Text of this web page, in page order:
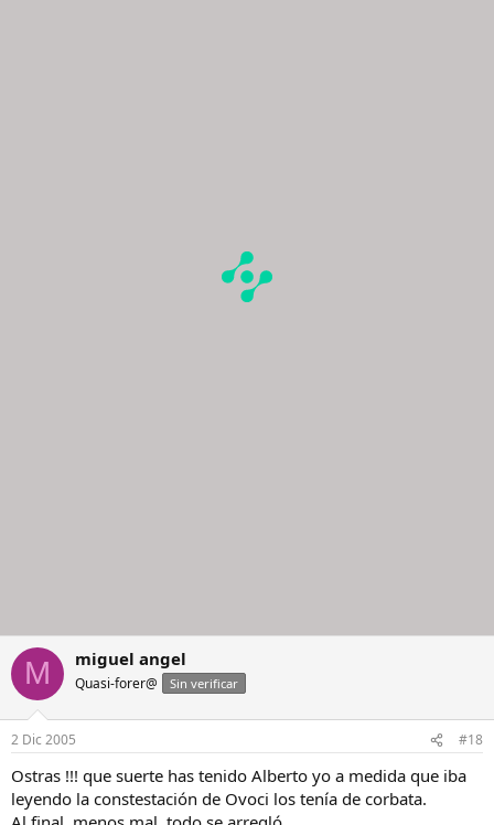
M miguel angel
Quasi-forer@ Sin verificar
2 Dic 2005 #18
Ostras !!! que suerte has tenido Alberto yo a medida que iba
leyendo la constestación de Ovoci los tenía de corbata.